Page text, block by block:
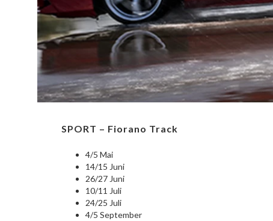
SPORT – Fiorano Track
4/5 Mai
14/15 Juni
26/27 Juni
10/11 Juli
24/25 Juli
4/5 September